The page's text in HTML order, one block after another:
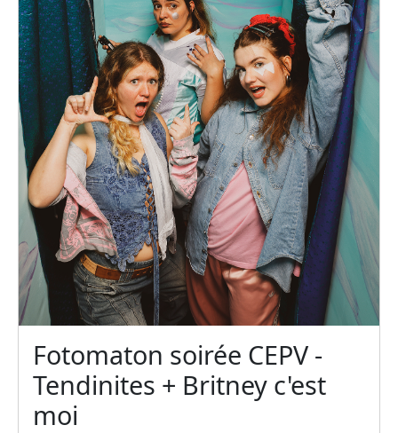
Fotomaton soirée CEPV -
Tendinites + Britney c'est
moi